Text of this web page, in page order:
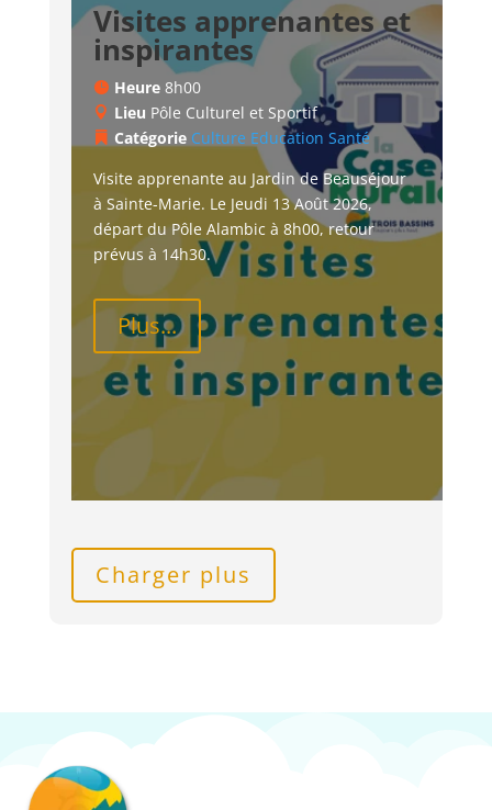
Visites apprenantes et
inspirantes
Heure 8h00
Lieu Pôle Culturel et Sportif
Catégorie Culture Education Santé
Visite apprenante au Jardin de Beauséjour
à Sainte-Marie. Le Jeudi 13 Août 2026,
départ du Pôle Alambic à 8h00, retour
prévus à 14h30.
Plus...
Charger plus